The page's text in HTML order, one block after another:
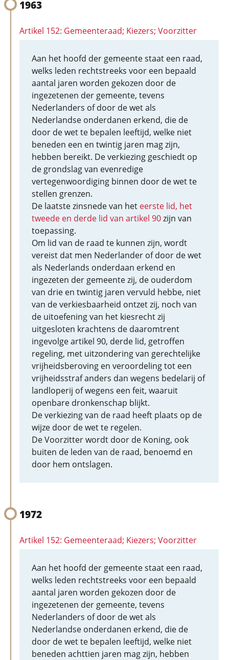
1963
Artikel 152: Gemeenteraad; Kiezers; Voorzitter
Aan het hoofd der gemeente staat een raad,
welks leden rechtstreeks voor een bepaald
aantal jaren worden gekozen door de
ingezetenen der gemeente, tevens
Nederlanders of door de wet als
Nederlandse onderdanen erkend, die de
door de wet te bepalen leeftijd, welke niet
beneden een en twintig jaren mag zijn,
hebben bereikt. De verkiezing geschiedt op
de grondslag van evenredige
vertegenwoordiging binnen door de wet te
stellen grenzen.
De laatste zinsnede van het eerste lid, het
tweede en derde lid van artikel 90zijn van
toepassing.
Om lid van de raad te kunnen zijn, wordt
vereist dat men Nederlander of door de wet
als Nederlands onderdaan erkend en
ingezeten der gemeente zij, de ouderdom
van drie en twintig jaren vervuld hebbe, niet
van de verkiesbaarheid ontzet zij, noch van
de uitoefening van het kiesrecht zij
uitgesloten krachtens de daaromtrent
ingevolge artikel 90, derde lid, getroffen
regeling, met uitzondering van gerechtelijke
vrijheidsberoving en veroordeling tot een
vrijheidsstraf anders dan wegens bedelarij of
landloperij of wegens een feit, waaruit
openbare dronkenschap blijkt.
De verkiezing van de raad heeft plaats op de
wijze door de wet te regelen.
De Voorzitter wordt door de Koning, ook
buiten de leden van de raad, benoemd en
door hem ontslagen.
1972
Artikel 152: Gemeenteraad; Kiezers; Voorzitter
Aan het hoofd der gemeente staat een raad,
welks leden rechtstreeks voor een bepaald
aantal jaren worden gekozen door de
ingezetenen der gemeente, tevens
Nederlanders of door de wet als
Nederlandse onderdanen erkend, die de
door de wet te bepalen leeftijd, welke niet
beneden achttien jaren mag zijn, hebben